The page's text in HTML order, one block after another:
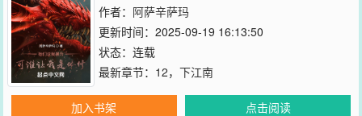
作者： 阿萨辛萨玛
更新时间：2025-09-19 16:13:50
状态：连载
最新章节： 12，下江南
加入书架
点击阅读